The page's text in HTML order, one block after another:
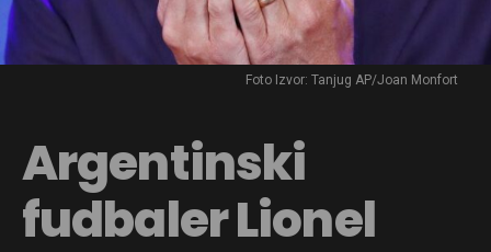
Foto Izvor: Tanjug AP/Joan Monfort
Argentinski
fudbaler Lionel